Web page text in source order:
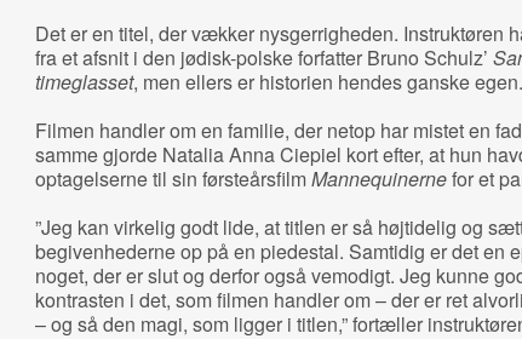
Det er en titel, der vækker nysgerrigheden. Instruktøren
fra et afsnit i den jødisk-polske forfatter Bruno Schulz’
timeglasset, men ellers er historien hendes ganske egen.
Filmen handler om en familie, der netop har mistet en
samme gjorde Natalia Anna Ciepiel kort efter, at hun
optagelserne til sin førsteårsfilmMannequinernefor et
”Jeg kan virkelig godt lide, at titlen er så højtidelig og
begivenhederne op på en piedestal. Samtidig er det en
noget, der er slut og derfor også vemodigt. Jeg kunne
kontrasten i det, som filmen handler om – der er ret
– og så den magi, som ligger i titlen,” fortæller